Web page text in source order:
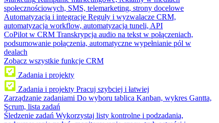
społecznościowych, SMS, telemarketing, strony docelowe
Automatyzacja i integracje Reguły i wyzwalacze CRM,
automatyzacja workflow, automatyzacja tuneli, API
CoPilot w CRM Transkrypcja audio na tekst w połączeniach,
podsumowanie połączenia, automatyczne wypełnianie pól w
dealach
Zobacz wszystkie funkcje CRM
Zadania i projekty
Zadania i projekty Pracuj szybciej i łatwiej
Zarządzanie zadaniami Do wyboru tablica Kanban, wykres Gantta,
Scrum, lista zadań
Śledzenie zadań Wykorzystaj listy kontrolne i podzadania,